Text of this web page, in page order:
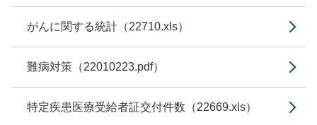
がんに関する統計（22710.xls）
難病対策（22010223.pdf）
特定疾患医療受給者証交付件数（22669.xls）